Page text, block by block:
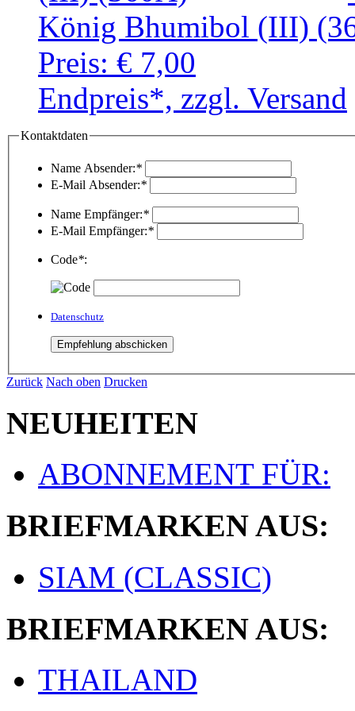
König Bhumibol (III)
Preis: € 7,00
Endpreis*, zzgl. Versand
Kontaktdaten
Name Absender:*
E-Mail Absender:*
Name Empfänger:*
E-Mail Empfänger:*
Code*:
Datenschutz
Zurück Nach oben Drucken
NEUHEITEN
ABONNEMENT FÜR:
BRIEFMARKEN AUS:
SIAM (CLASSIC)
BRIEFMARKEN AUS:
THAILAND